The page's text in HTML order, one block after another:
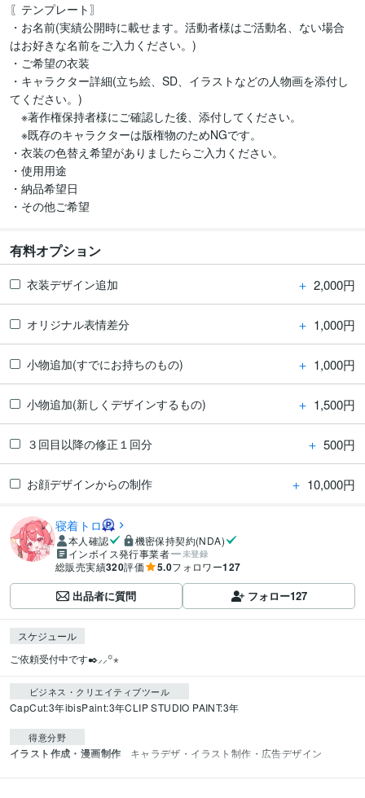
〖テンプレート〗
・お名前(実績公開時に載せます。活動者様はご活動名、ない場合
はお好きな名前をご入力ください。)
・ご希望の衣装
・キャラクター詳細(立ち絵、SD、イラストなどの人物画を添付し
てください。)
※著作権保持者様にご確認した後、添付してください。
※既存のキャラクターは版権物のためNGです。
・衣装の色替え希望がありましたらご入力ください。
・使用用途
・納品希望日
・その他ご希望
有料オプション
衣装デザイン追加 ＋ 2,000円
オリジナル表情差分 ＋ 1,000円
小物追加(すでにお持ちのもの) ＋ 1,000円
小物追加(新しくデザインするもの) ＋ 1,500円
３回目以降の修正１回分 ＋ 500円
お顔デザインからの制作 ＋ 10,000円
寝着トロ
本人確認
機密保持契約(NDA)
インボイス発行事業者
未登録
総販売実績320評価 5.0フォロワー127
出品者に質問 フォロー127
スケジュール
ご依頼受付中です✒️⸝⸝꙳⋆
ビジネス・クリエイティブツール
CapCut:3年ibisPaint:3年CLIP STUDIO PAINT:3年
得意分野
イラスト作成・漫画制作 キャラデザ・イラスト制作・広告デザイン